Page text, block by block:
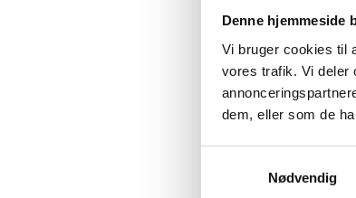
Denne hjemmeside
Vi bruger cookies til
vores trafik. Vi deler
dem, eller som de
Nødvendig